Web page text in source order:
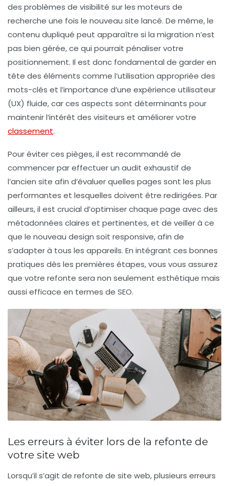
des problèmes de visibilité sur les moteurs de
recherche une fois le nouveau site lancé. De même, le
contenu dupliqué peut apparaître si la migration n’est
pas bien gérée, ce qui pourrait pénaliser votre
positionnement. Il est donc fondamental de garder en
tête des éléments comme l’utilisation appropriée des
mots-clés et l’importance d’une expérience utilisateur
(UX) fluide, car ces aspects sont déterminants pour
maintenir l’intérêt des visiteurs et améliorer votre
classement.
Pour éviter ces pièges, il est recommandé de
commencer par effectuer un audit exhaustif de
l’ancien site afin d’évaluer quelles pages sont les plus
performantes et lesquelles doivent être redirigées. Par
ailleurs, il est crucial d’optimiser chaque page avec des
métadonnées claires et pertinentes, et de veiller à ce
que le nouveau design soit responsive, afin de
s’adapter à tous les appareils. En intégrant ces bonnes
pratiques dès les premières étapes, vous vous assurez
que votre refonte sera non seulement esthétique mais
aussi efficace en termes de SEO.
Les erreurs à éviter lors de la refonte de
votre site web
Lorsqu’il s’agit de refonte de site web, plusieurs erreurs